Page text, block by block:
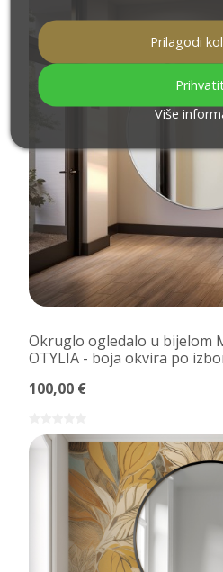
Okruglo ogledalo u bijelom
OTYLIA - boja okvira po
100,00 €
Više
Prilagodi